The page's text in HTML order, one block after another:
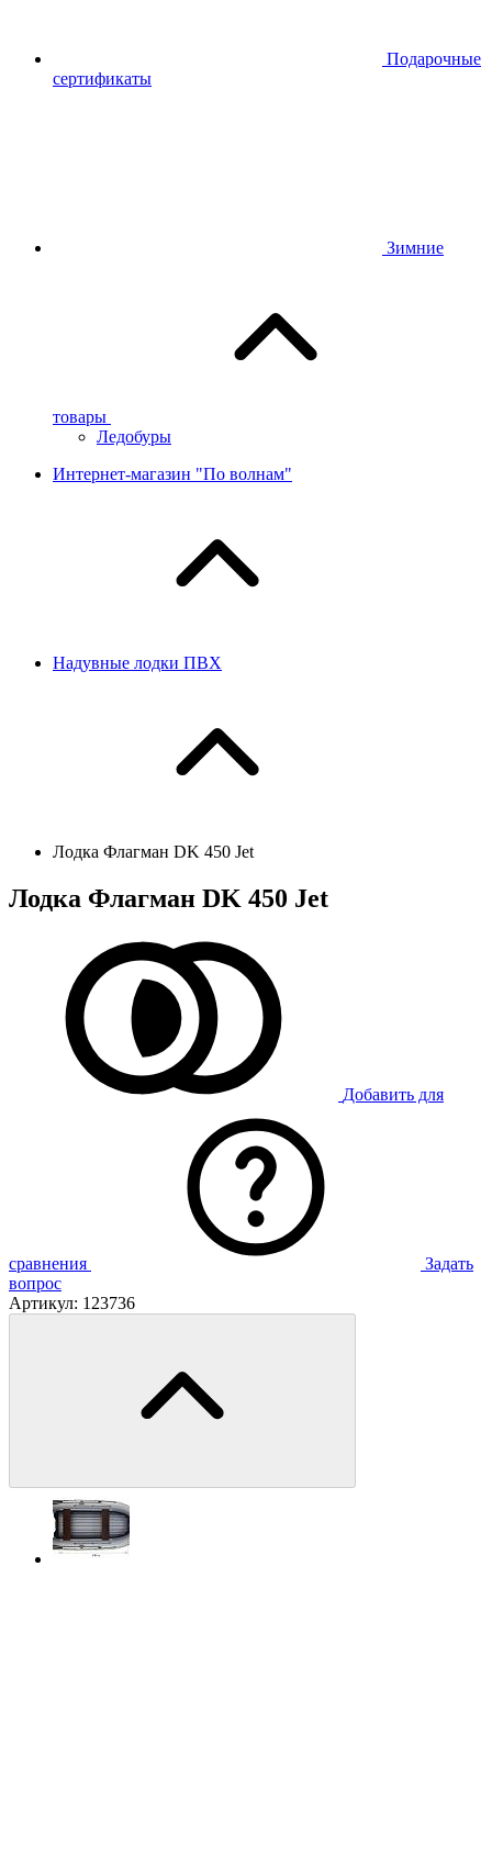
Подарочные
сертификаты
Зимние
товары
Ледобуры
Интернет-магазин "По волнам"
Надувные лодки ПВХ
Лодка Флагман DK 450 Jet
Лодка Флагман DK 450 Jet
Добавить для
сравнения
Задать
вопрос
Артикул: 123736